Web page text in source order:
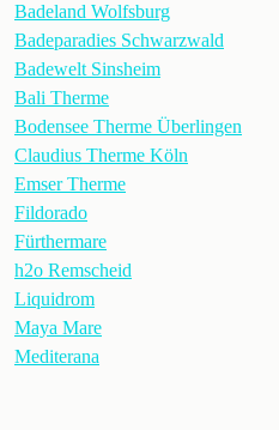
Badeland Wolfsburg
Badeparadies Schwarzwald
Badewelt Sinsheim
Bali Therme
Bodensee Therme Überlingen
Claudius Therme Köln
Emser Therme
Fildorado
Fürthermare
h2o Remscheid
Liquidrom
Maya Mare
Mediterana